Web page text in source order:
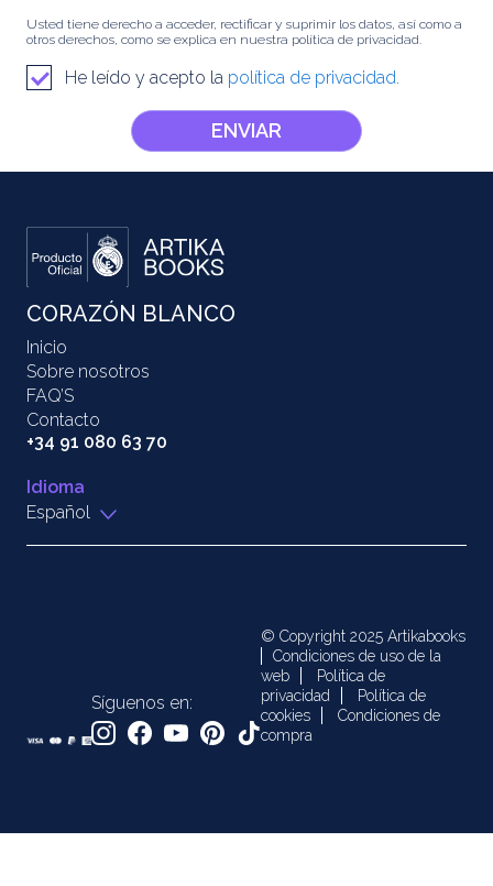
Usted tiene derecho a acceder, rectificar y suprimir los datos, así como a
otros derechos, como se explica en nuestra política de privacidad.
He leído y acepto la política de privacidad.
ENVIAR
CORAZÓN BLANCO
Inicio
Sobre nosotros
FAQ’S
Contacto
+34 91 080 63 70
Idioma
Español
Síguenos en:
© Copyright 2025 Artikabooks
Condiciones de uso de la
web
Política de
privacidad
Política de
cookies
Condiciones de
compra